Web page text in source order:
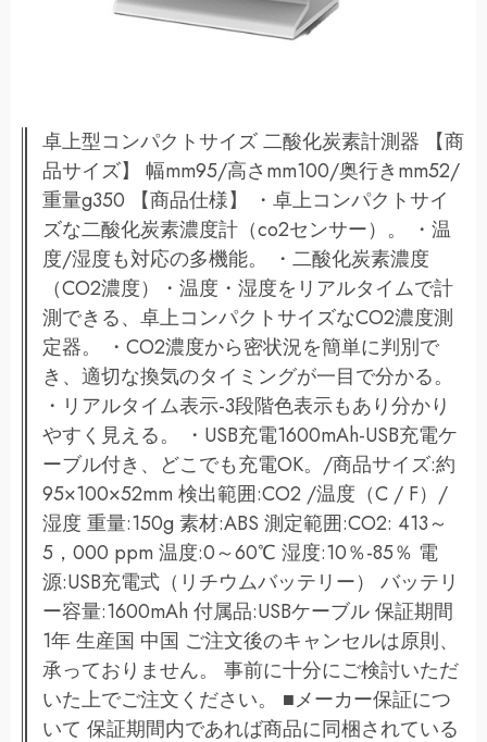
卓上型コンパクトサイズ 二酸化炭素計測器 【商
品サイズ】 幅mm95/高さmm100/奥行きmm52/
重量g350 【商品仕様】 ・卓上コンパクトサイ
ズな二酸化炭素濃度計（co2センサー）。 ・温
度/湿度も対応の多機能。 ・二酸化炭素濃度
（CO2濃度）・温度・湿度をリアルタイムで計
測できる、卓上コンパクトサイズなCO2濃度測
定器。 ・CO2濃度から密状況を簡単に判別で
き、適切な換気のタイミングが一目で分かる。
・リアルタイム表示-3段階色表示もあり分かり
やすく見える。 ・USB充電1600mAh-USB充電ケ
ーブル付き、どこでも充電OK。/商品サイズ:約
95×100×52mm 検出範囲:CO2 /温度（C / F）/
湿度 重量:150g 素材:ABS 測定範囲:CO2: 413～
5，000 ppm 温度:0～60℃ 湿度:10％-85％ 電
源:USB充電式（リチウムバッテリー） バッテリ
ー容量:1600mAh 付属品:USBケーブル 保証期間
1年 生産国 中国 ご注文後のキャンセルは原則、
承っておりません。 事前に十分にご検討いただ
いた上でご注文ください。 ■メーカー保証につ
いて 保証期間内であれば商品に同梱されている